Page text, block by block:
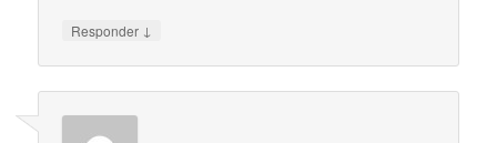
Responder ↓